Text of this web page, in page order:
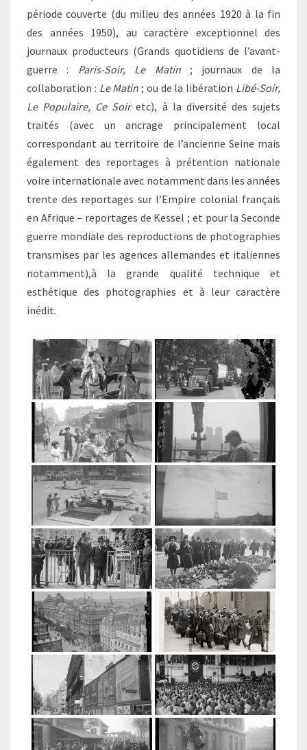
période couverte (du milieu des années 1920 à la fin
des années 1950), au caractère exceptionnel des
journaux producteurs (Grands quotidiens de l’avant-
guerre : Paris-Soir, Le Matin; journaux de la
collaboration : Le Matin ; ou de la libération Libé-Soir,
Le Populaire, Ce Soiretc), à la diversité des sujets
traités (avec un ancrage principalement local
correspondant au territoire de l’ancienne Seine mais
également des reportages à prétention nationale
voire internationale avec notamment dans les années
trente des reportages sur l’Empire colonial français
en Afrique – reportages de Kessel ; et pour la Seconde
guerre mondiale des reproductions de photographies
transmises par les agences allemandes et italiennes
notamment),à la grande qualité technique et
esthétique des photographies et à leur caractère
inédit.